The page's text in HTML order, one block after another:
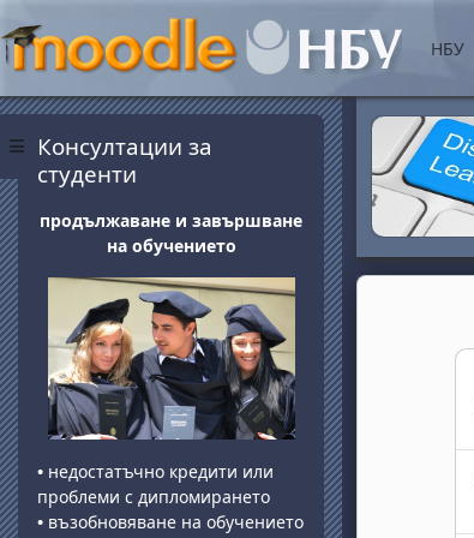
Pannello laterale
НБУ
Blocchi
Консултации за
студенти
продължаване и завършване
на обучението
• недостатъчно кредити или
проблеми с дипломирането
• възобновяване на обучението